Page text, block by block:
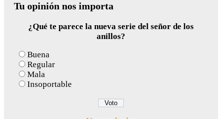
Tu opinión nos importa
¿Qué te parece la nueva serie del señor de los
anillos?
Buena
Regular
Mala
Insoportable